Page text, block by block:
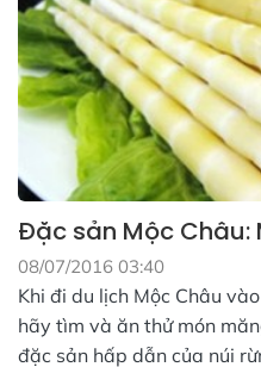
Đặc sản Mộc
08/07/2016 03:40
Khi đi du lịch Mộc Châu
hãy tìm và ăn thử món
đặc sản hấp dẫn của núi